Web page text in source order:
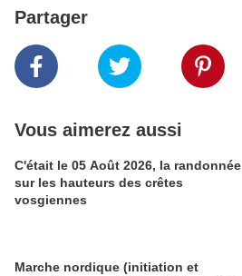
Partager
Vous aimerez aussi
C'était le 05 Août 2026, la randonnée
sur les hauteurs des crêtes
vosgiennes
Marche nordique (initiation et